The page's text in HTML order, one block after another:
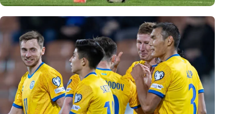
между сербским «Партизаном» и костанайским
«Тоболом» — 3:0.